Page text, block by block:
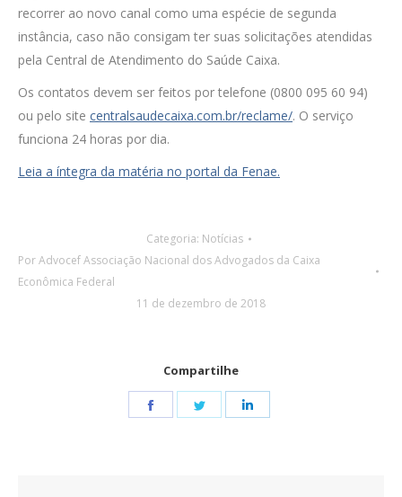
recorrer ao novo canal como uma espécie de segunda
instância, caso não consigam ter suas solicitações atendidas
pela Central de Atendimento do Saúde Caixa.
Os contatos devem ser feitos por telefone (0800 095 60 94)
ou pelo site centralsaudecaixa.com.br/reclame/. O serviço
funciona 24 horas por dia.
Leia a íntegra da matéria no portal da Fenae.
Categoria: Notícias
PorAdvocef Associação Nacional dos Advogados da Caixa
Econômica Federal
11 de dezembro de 2018
Compartilhe
Share
Share